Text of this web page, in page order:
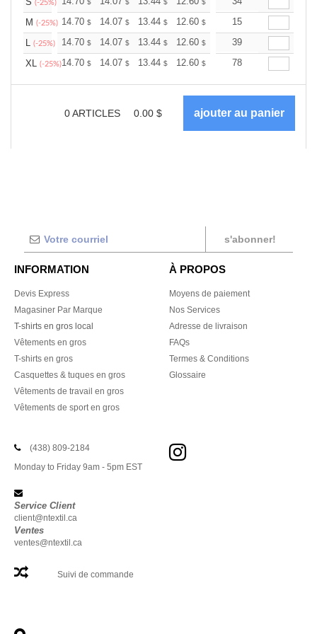
(-25%) $ $ $ $ $
M (-25%) 14.70 $ 14.07 $ 13.44 $ 12.60 $ 11.97$
15
L (-25%) 14.70 $ 14.07 $ 13.44 $ 12.60 $ 11.97$
39
XL (-25%)14.70 $ 14.07 $ 13.44 $ 12.60 $ 11.97$
78
0ARTICLES 0.00 $
s'abonner!
INFORMATION
Devis Express
Magasiner Par Marque
T-shirts en gros local
Vêtements en gros
T-shirts en gros
Casquettes & tuques en gros
Vêtements de travail en gros
Vêtements de sport en gros
À PROPOS
Moyens de paiement
Nos Services
Adresse de livraison
FAQs
Termes & Conditions
Glossaire
(438) 809-2184
Monday to Friday 9am - 5pm EST
Service Client
client@ntextil.ca
Ventes
ventes@ntextil.ca
Suivi de commande